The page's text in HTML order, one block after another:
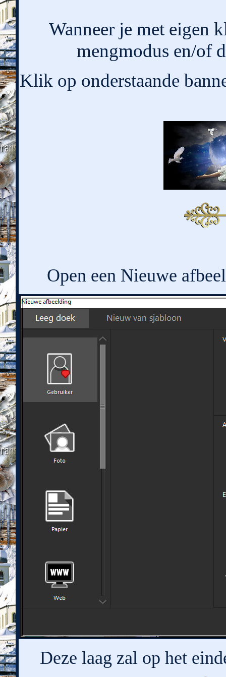
Wanneer je met eigen
mengmodus en/of
Klik op onderstaande
Open een Nieuwe
Deze laag zal op het